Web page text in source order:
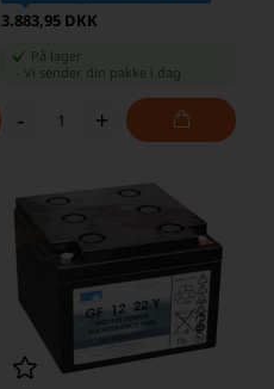
3.883,95 DKK
På lager
Vi sender din pakke i dag
- +